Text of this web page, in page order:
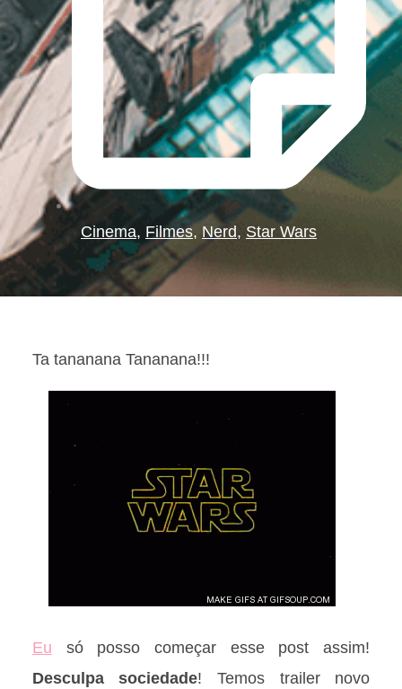
Cinema, Filmes, Nerd, Star Wars
Ta tananana Tananana!!!
Eu só posso começar esse post assim!
Desculpa sociedade! Temos trailer novo